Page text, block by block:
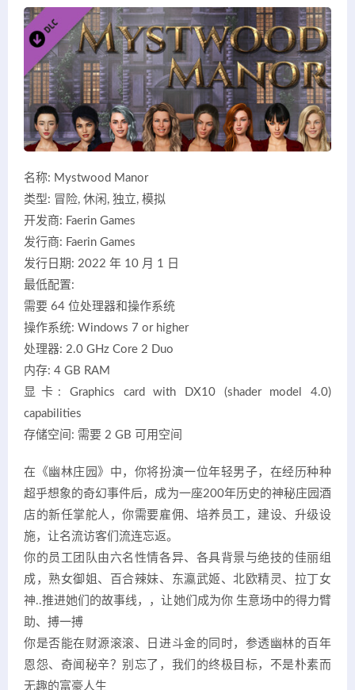
名称: Mystwood Manor
类型: 冒险, 休闲, 独立, 模拟
开发商: Faerin Games
发行商: Faerin Games
发行日期: 2022 年 10 月 1 日
最低配置:
需要 64 位处理器和操作系统
操作系统: Windows 7 or higher
处理器: 2.0 GHz Core 2 Duo
内存: 4 GB RAM
显卡: Graphics card with DX10 (shader model 4.0)
capabilities
存储空间: 需要 2 GB 可用空间
在《幽林庄园》中，你将扮演一位年轻男子，在经历种种
超乎想象的奇幻事件后，成为一座200年历史的神秘庄园酒
店的新任掌舵人，你需要雇佣、培养员工，建设、升级设
施，让名流访客们流连忘返。
你的员工团队由六名性情各异、各具背景与绝技的佳丽组
成，熟女御姐、百合辣妹、东瀛武姬、北欧精灵、拉丁女
神..推进她们的故事线，，让她们成为你 生意场中的得力臂
助、搏一搏
你是否能在财源滚滚、日进斗金的同时，参透幽林的百年
恩怨、奇闻秘辛？别忘了，我们的终极目标，不是朴素而
无趣的富豪人生